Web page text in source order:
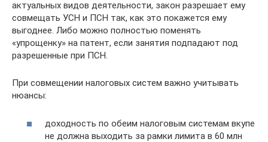
актуальных видов деятельности, закон разрешает ему
совмещать УСН и ПСН так, как это покажется ему
выгоднее. Либо можно полностью поменять
«упрощенку» на патент, если занятия подпадают под
разрешенные при ПСН.
При совмещении налоговых систем важно учитывать
нюансы:
доходность по обеим налоговым системам вкупе
не должна выходить за рамки лимита в 60 млн